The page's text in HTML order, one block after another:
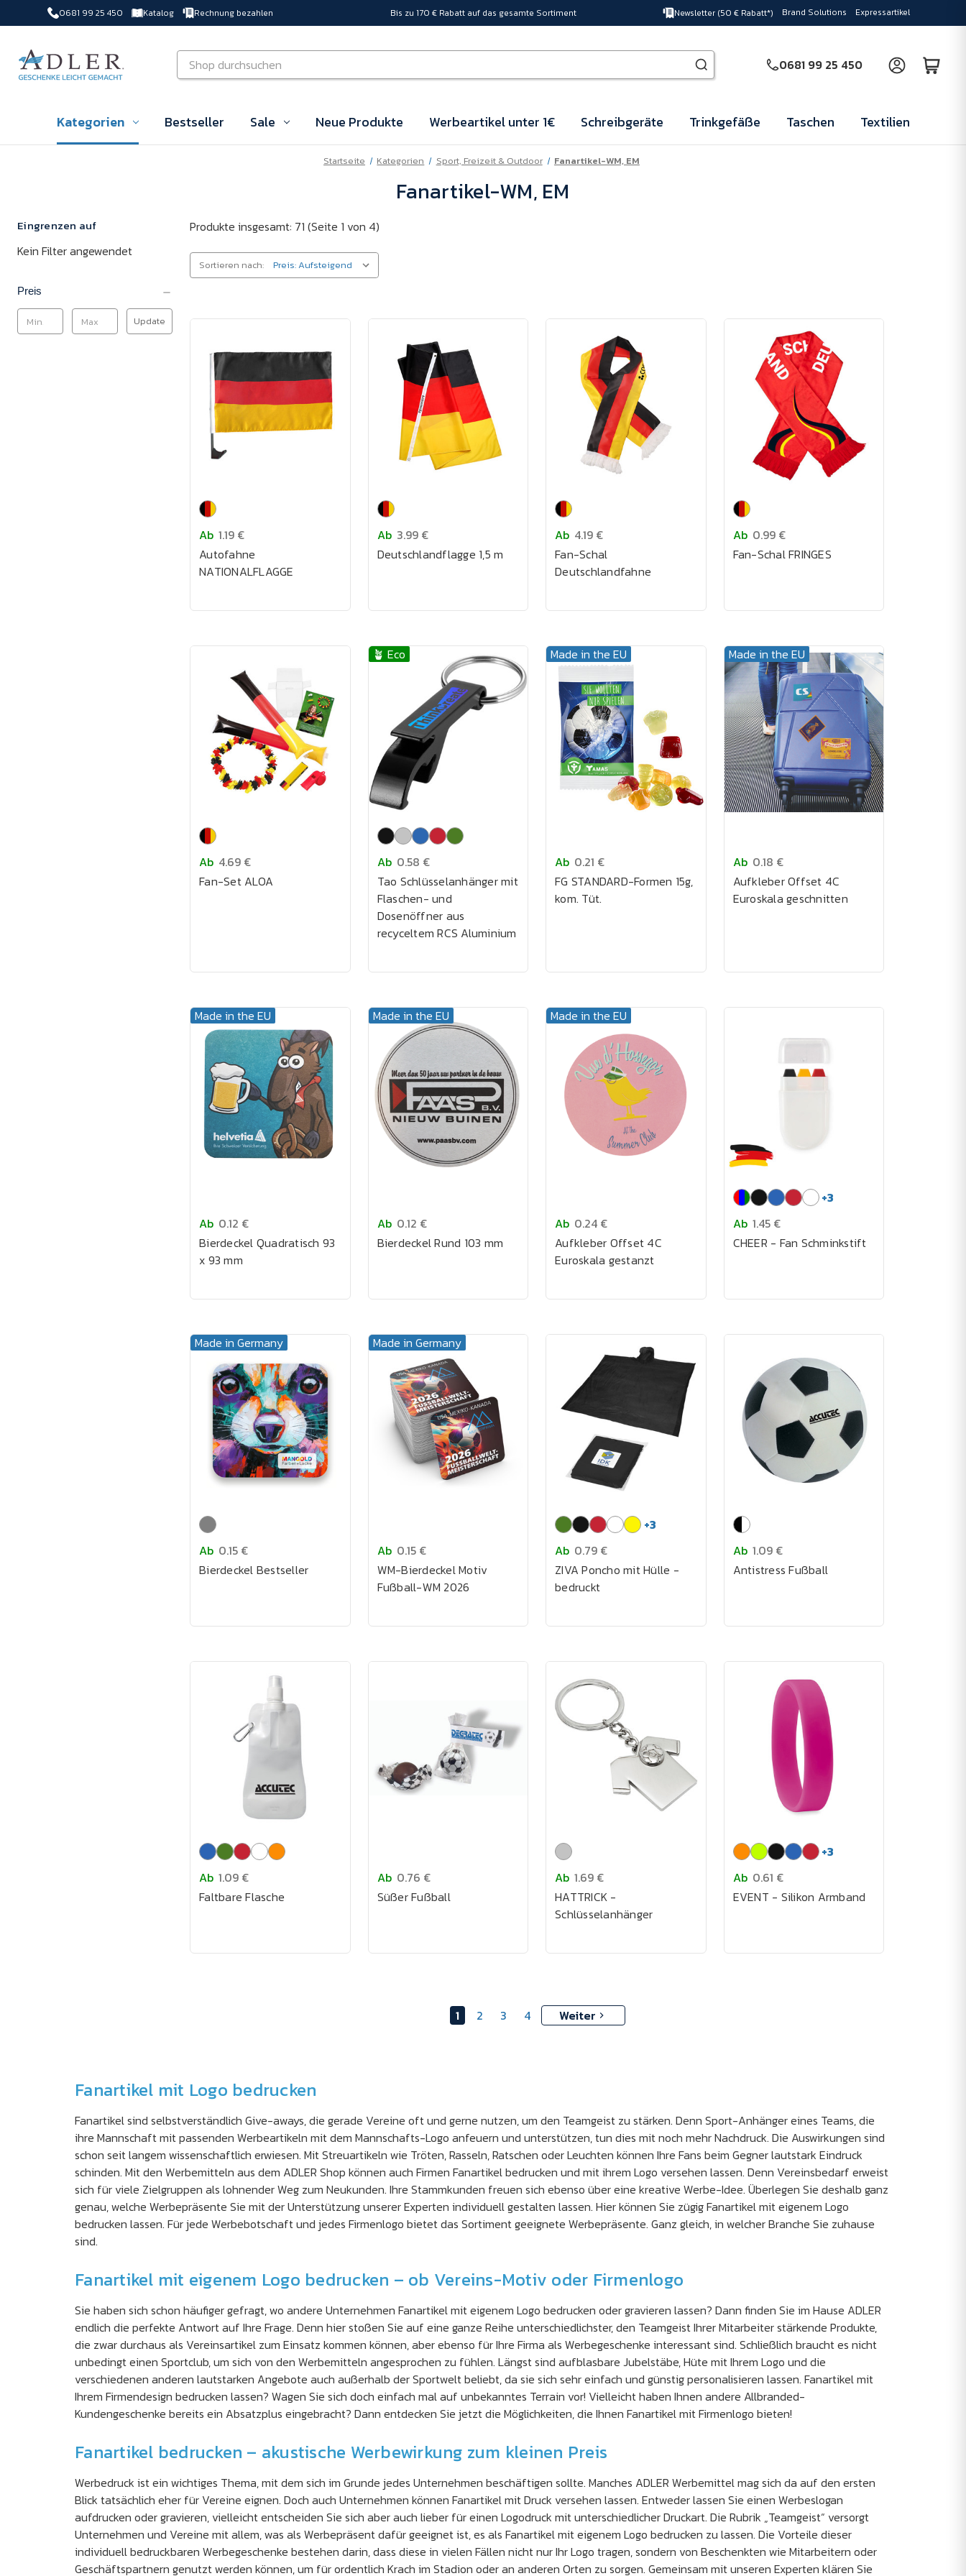
0681 99 25 450 Katalog Rechnung bezahlen Bis zu 170 € Rabatt auf das gesamte Sortiment Newsletter (50 € Rabatt*) Brand Solutions Expressartikel
Suchen
0681 99 25 450
Kategorien Bestseller Sale Neue Produkte Werbeartikel unter 1€ Schreibgeräte Trinkgefäße Taschen Textilien
Startseite Kategorien Sport, Freizeit & Outdoor Fanartikel-WM, EM
Fanartikel-WM, EM
Eingrenzen auf
Kein Filter angewendet
Preis
Update
Produkte insgesamt: 71 (Seite 1 von 4)
Sortieren nach:
Ab 1.19 €
Autofahne
NATIONALFLAGGE
Ab 3.99 €
Deutschlandflagge 1,5 m
Ab 4.19 €
Fan-Schal
Deutschlandfahne
Ab 0.99 €
Fan-Schal FRINGES
Ab 4.69 €
Fan-Set ALOA
🪴 Eco
Ab 0.58 €
Tao Schlüsselanhänger mit
Flaschen- und
Dosenöffner aus
recyceltem RCS Aluminium
Made in the EU
Ab 0.21 €
FG STANDARD-Formen 15g,
kom. Tüt.
Made in the EU
Ab 0.18 €
Aufkleber Offset 4C
Euroskala geschnitten
Made in the EU
Ab 0.12 €
Bierdeckel Quadratisch 93
x 93 mm
Made in the EU
Ab 0.12 €
Bierdeckel Rund 103 mm
Made in the EU
Ab 0.24 €
Aufkleber Offset 4C
Euroskala gestanzt
+3
Ab 1.45 €
CHEER - Fan Schminkstift
Made in Germany
Ab 0.15 €
Bierdeckel Bestseller
Made in Germany
Ab 0.15 €
WM-Bierdeckel Motiv
Fußball-WM 2026
+3
Ab 0.79 €
ZIVA Poncho mit Hülle -
bedruckt
Ab 1.09 €
Antistress Fußball
Ab 1.09 €
Faltbare Flasche
Ab 0.76 €
Süßer Fußball
Ab 1.69 €
HATTRICK -
Schlüsselanhänger
+3
Ab 0.61 €
EVENT - Silikon Armband
1 2 3 4 Weiter
Fanartikel mit Logo bedrucken
Fanartikel sind selbstverständlich Give-aways, die gerade Vereine oft und gerne nutzen, um den Teamgeist zu stärken. Denn Sport-Anhänger eines Teams, die
ihre Mannschaft mit passenden Werbeartikeln mit dem Mannschafts-Logo anfeuern und unterstützen, tun dies mit noch mehr Nachdruck. Die Auswirkungen sind
schon seit langem wissenschaftlich erwiesen. Mit Streuartikeln wie Tröten, Rasseln, Ratschen oder Leuchten können Ihre Fans beim Gegner lautstark Eindruck
schinden. Mit den Werbemitteln aus dem ADLER Shop können auch Firmen Fanartikel bedrucken und mit ihrem Logo versehen lassen. Denn Vereinsbedarf erweist
sich für viele Zielgruppen als lohnender Weg zum Neukunden. Ihre Stammkunden freuen sich ebenso über eine kreative Werbe-Idee. Überlegen Sie deshalb ganz
genau, welche Werbepräsente Sie mit der Unterstützung unserer Experten individuell gestalten lassen. Hier können Sie zügig Fanartikel mit eigenem Logo
bedrucken lassen. Für jede Werbebotschaft und jedes Firmenlogo bietet das Sortiment geeignete Werbepräsente. Ganz gleich, in welcher Branche Sie zuhause
sind.
Fanartikel mit eigenem Logo bedrucken – ob Vereins-Motiv oder Firmenlogo
Sie haben sich schon häufiger gefragt, wo andere Unternehmen Fanartikel mit eigenem Logo bedrucken oder gravieren lassen? Dann finden Sie im Hause ADLER
endlich die perfekte Antwort auf Ihre Frage. Denn hier stoßen Sie auf eine ganze Reihe unterschiedlichster, den Teamgeist Ihrer Mitarbeiter stärkende Produkte,
die zwar durchaus als Vereinsartikel zum Einsatz kommen können, aber ebenso für Ihre Firma als Werbegeschenke interessant sind. Schließlich braucht es nicht
unbedingt einen Sportclub, um sich von den Werbemitteln angesprochen zu fühlen. Längst sind aufblasbare Jubelstäbe, Hüte mit Ihrem Logo und die
verschiedenen anderen lautstarken Angebote auch außerhalb der Sportwelt beliebt, da sie sich sehr einfach und günstig personalisieren lassen. Fanartikel mit
Ihrem Firmendesign bedrucken lassen? Wagen Sie sich doch einfach mal auf unbekanntes Terrain vor! Vielleicht haben Ihnen andere Allbranded-
Kundengeschenke bereits ein Absatzplus eingebracht? Dann entdecken Sie jetzt die Möglichkeiten, die Ihnen Fanartikel mit Firmenlogo bieten!
Fanartikel bedrucken – akustische Werbewirkung zum kleinen Preis
Werbedruck ist ein wichtiges Thema, mit dem sich im Grunde jedes Unternehmen beschäftigen sollte. Manches ADLER Werbemittel mag sich da auf den ersten
Blick tatsächlich eher für Vereine eignen. Doch auch Unternehmen können Fanartikel mit Druck versehen lassen. Entweder lassen Sie einen Werbeslogan
aufdrucken oder gravieren, vielleicht entscheiden Sie sich aber auch lieber für einen Logodruck mit unterschiedlicher Druckart. Die Rubrik „Teamgeist“ versorgt
Unternehmen und Vereine mit allem, was als Werbepräsent dafür geeignet ist, es als Fanartikel mit eigenem Logo bedrucken zu lassen. Die Vorteile dieser
individuell bedruckbaren Werbegeschenke bestehen darin, dass diese in vielen Fällen nicht nur Ihr Logo tragen, sondern von Beschenkten wie Mitarbeitern oder
Geschäftspartnern genutzt werden können, um für ordentlich Krach im Stadion oder an anderen Orten zu sorgen. Gemeinsam mit unseren Experten klären Sie